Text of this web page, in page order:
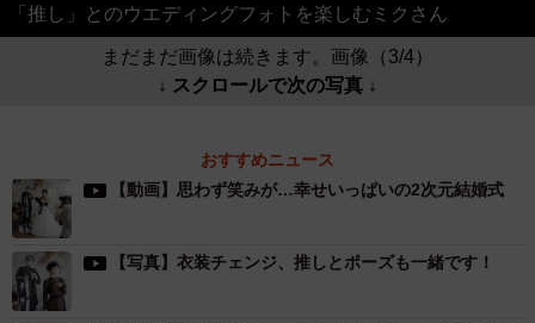
「推し」とのウエディングフォトを楽しむミクさん
まだまだ画像は続きます。画像（3/4）
↓ スクロールで次の写真 ↓
おすすめニュース
【動画】思わず笑みが…幸せいっぱいの2次元結婚式
【写真】衣装チェンジ、推しとポーズも一緒です！